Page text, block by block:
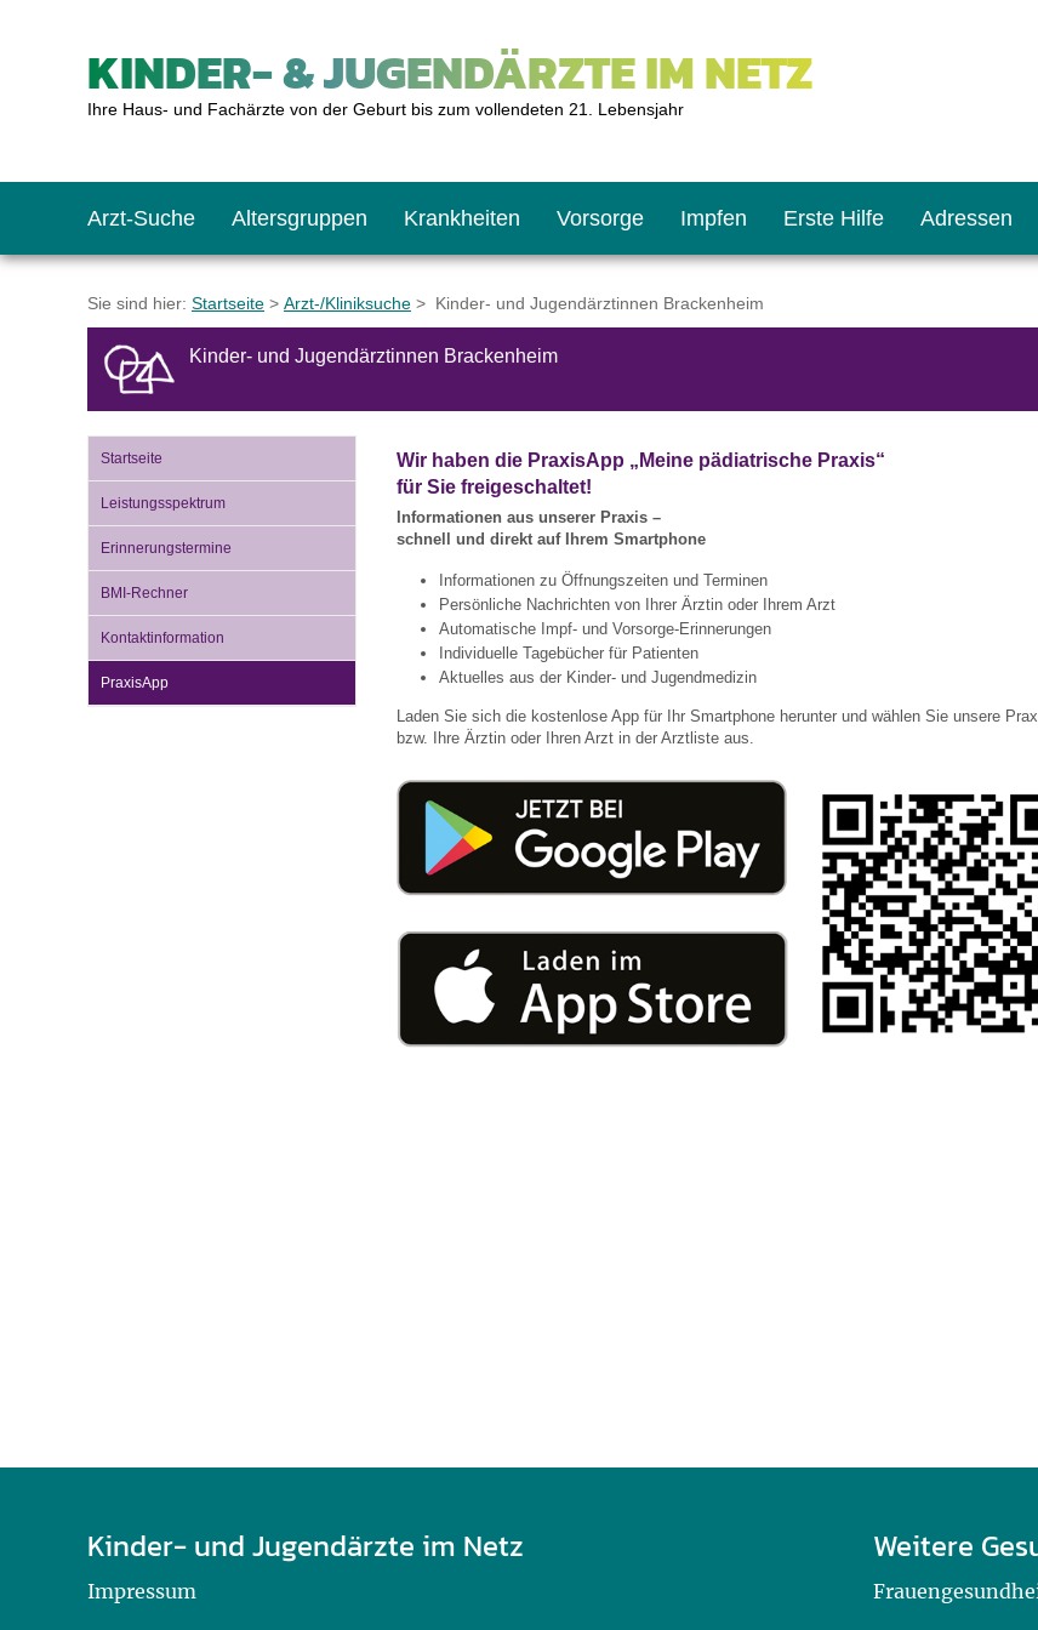
KINDER- & JUGENDÄRZTE IM NETZ
Ihre Haus- und Fachärzte von der Geburt bis zum vollendeten 21. Lebensjahr
Arzt-Suche Altersgruppen
Das erste Jahr
Schulkinder
Jugendliche
Krankheiten Vorsorge
Baby: U1 bis U6
Schulkind: U10 bis U11
Teenager: J1 bis J2
Impfen
Impfkalender
Was muss man beachten?
Impfreaktionen
Impfsicherheit
Vorsorge- und Impferinnerung
Erste Hilfe
Notrufnummern
Hausapotheke
Sofortmaßnahmen
Notdienste
Adressen
Notdienste
Gesundheitsämter
Link-Tipps
BMI-Rechner
Blutdruckrechner
Wachstum-Rechner
Empfehlungen zum Bildschirmmediengebrauch
Entwicklungskalender
Broschüren und Informationsflyer
Familienzeit gesund gestalten
Sie sind hier: Startseite > Arzt-/Kliniksuche > Kinder- und Jugendärztinnen Brackenheim
Kinder- und Jugendärztinnen Brackenheim
Startseite
Leistungsspektrum
Erinnerungstermine
BMI-Rechner
Kontaktinformation
PraxisApp
Wir haben die PraxisApp „Meine pädiatrische Praxis“
für Sie freigeschaltet!
Informationen aus unserer Praxis –
schnell und direkt auf Ihrem Smartphone
Informationen zu Öffnungszeiten und Terminen
Persönliche Nachrichten von Ihrer Ärztin oder Ihrem Arzt
Automatische Impf- und Vorsorge-Erinnerungen
Individuelle Tagebücher für Patienten
Aktuelles aus der Kinder- und Jugendmedizin
Laden Sie sich die kostenlose App für Ihr Smartphone herunter und wählen Sie unsere
bzw. Ihre Ärztin oder Ihren Arzt in der Arztliste aus.
Kinder- und Jugendärzte im Netz
Impressum
Weitere